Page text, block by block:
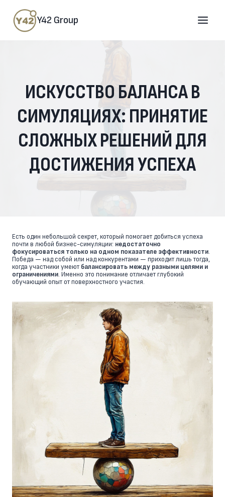
содержимомуY42 Group
ИСКУССТВО БАЛАНСА В
СИМУЛЯЦИЯХ: ПРИНЯТИЕ
СЛОЖНЫХ РЕШЕНИЙ ДЛЯ
ДОСТИЖЕНИЯ УСПЕХА
Есть один небольшой секрет, который помогает добиться успеха
почти в любой бизнес-симуляции: недостаточно
фокусироваться только на одном показателе эффективности.
Победа — над собой или над конкурентами — приходит лишь тогда,
когда участники умеют балансировать между разными целями и
ограничениями. Именно это понимание отличает глубокий
обучающий опыт от поверхностного участия.